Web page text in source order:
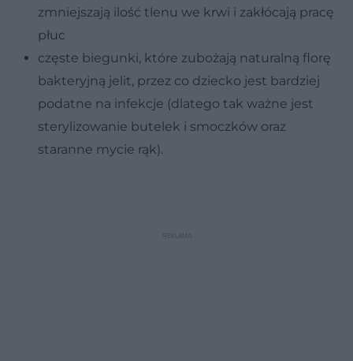
zmniejszają ilość tlenu we krwi i zakłócają pracę
płuc
częste biegunki, które zubożają naturalną florę
bakteryjną jelit, przez co dziecko jest bardziej
podatne na infekcje (dlatego tak ważne jest
sterylizowanie butelek i smoczków oraz
staranne mycie rąk).